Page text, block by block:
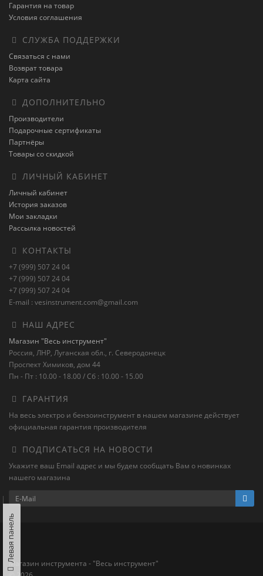
Гарантия на товар
Условия соглашения
СЛУЖБА ПОДДЕРЖКИ
Связаться с нами
Возврат товара
Карта сайта
ДОПОЛНИТЕЛЬНО
Производители
Подарочные сертификаты
Партнёры
Товары со скидкой
ЛИЧНЫЙ КАБИНЕТ
Личный кабинет
История заказов
Мои закладки
Рассылка новостей
КОНТАКТЫ
+7 (999) 507 24 04
+7 (999) 507 24 04
+7 (999) 507 24 04
E-mail : vesinstrument.com@gmail.com
НАШ АДРЕС
Магазин "Весь инструмент"
Россия, ЛНР, Луганская обл., г. Северодонецк
Проспект Химиков, дом 44
Пн - Пт : 10.00 - 18.00 / Сб : 10.00 - 15.00
ГАРАНТИЯ
На весь электро и бензоинструмент в нашем магазине действует
официальная гарантия производителя
ПОДПИСАТЬСЯ НА НОВОСТИ
Укажите ваш Email адрес и мы будем сообщать Вам о новинках
нашего магазина
Магазин инструмента - "Весь инструмент"
Левая панель